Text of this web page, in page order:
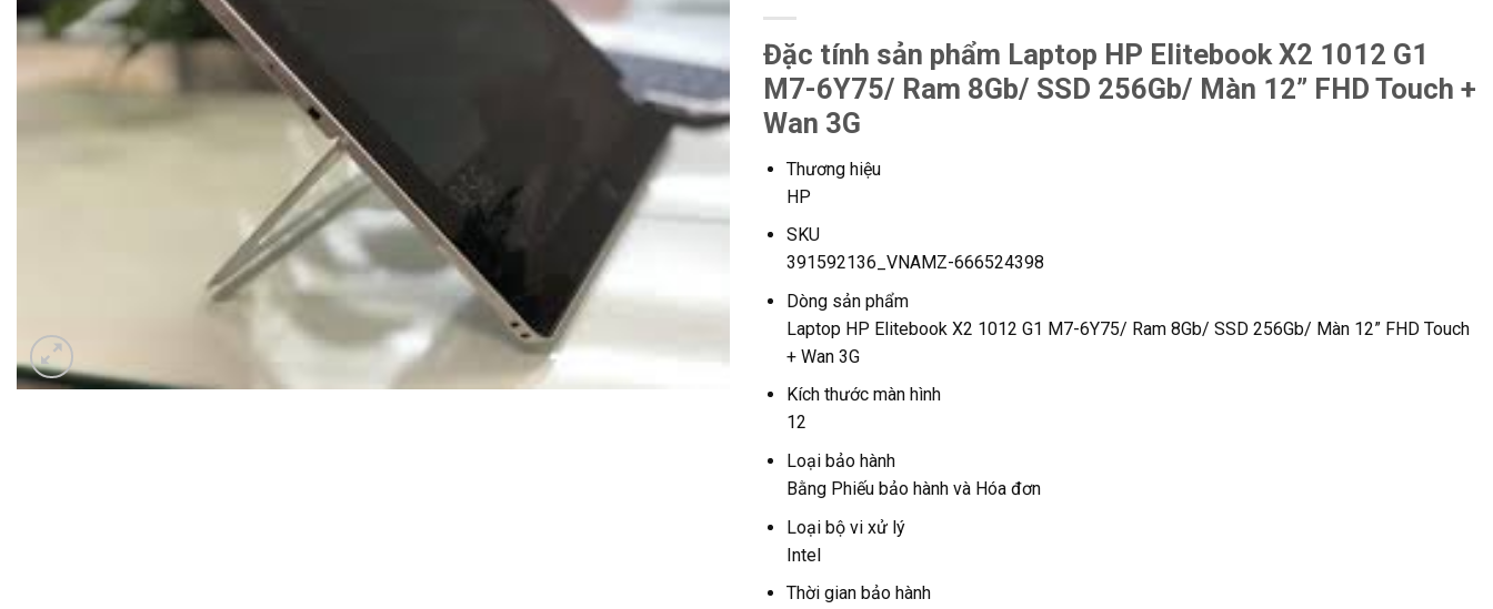
Đặc tính sản phẩm Laptop HP Elitebook X2 1012 G1
M7-6Y75/ Ram 8Gb/ SSD 256Gb/ Màn 12” FHD Touch +
Wan 3G
Thương hiệu
HP
SKU
391592136_VNAMZ-666524398
Dòng sản phẩm
Laptop HP Elitebook X2 1012 G1 M7-6Y75/ Ram 8Gb/ SSD 256Gb/ Màn 12” FHD Touch
+ Wan 3G
Kích thước màn hình
12
Loại bảo hành
Bằng Phiếu bảo hành và Hóa đơn
Loại bộ vi xử lý
Intel
Thời gian bảo hành